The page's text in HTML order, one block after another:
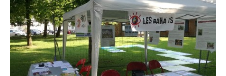
La Foi Baha’ie
L’Histoire
Être Baha’i au quotidien
Un débordement d’actions